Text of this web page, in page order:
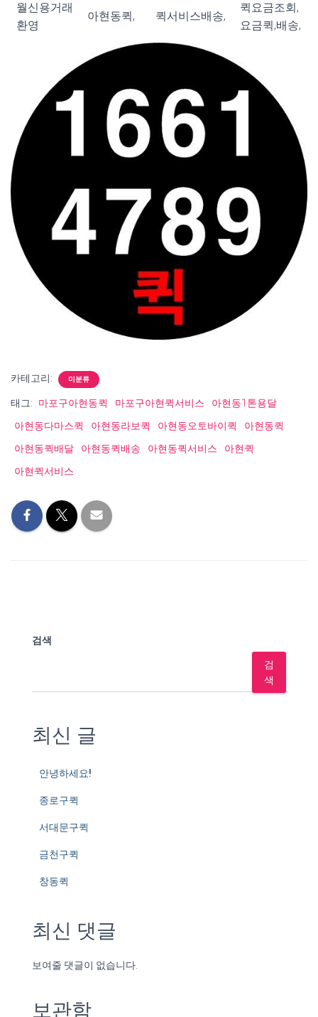
월신용거래
환영
아현동퀵, 퀵서비스배송,
퀵요금조회,
요금퀵,배송,
카테고리: 미분류
태그: 마포구아현동퀵 마포구아현퀵서비스
아현동1톤용달
아현동다마스퀵
아현동라보퀵 아현동오토바이퀵
아현동퀵
아현동퀵배달
아현동퀵배송 아현동퀵서비스
아현퀵
아현퀵서비스
검색
검
색
최신 글
안녕하세요!
종로구퀵
서대문구퀵
금천구퀵
창동퀵
최신 댓글
보여줄 댓글이 없습니다.
보관함